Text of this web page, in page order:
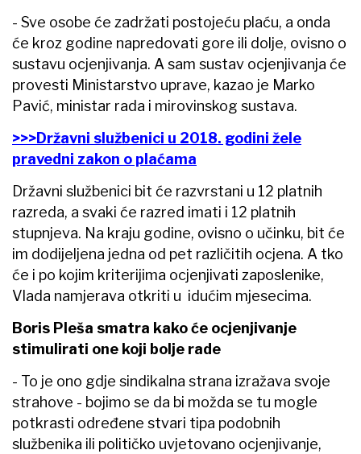
- Sve osobe će zadržati postojeću plaću, a onda
će kroz godine napredovati gore ili dolje, ovisno o
sustavu ocjenjivanja. A sam sustav ocjenjivanja će
provesti Ministarstvo uprave, kazao je Marko
Pavić, ministar rada i mirovinskog sustava.
>>>Državni službenici u 2018. godini žele
pravedni zakon o plaćama
Državni službenici bit će razvrstani u 12 platnih
razreda, a svaki će razred imati i 12 platnih
stupnjeva. Na kraju godine, ovisno o učinku, bit će
im dodijeljena jedna od pet različitih ocjena. A tko
će i po kojim kriterijima ocjenjivati zaposlenike,
Vlada namjerava otkriti u idućim mjesecima.
Boris Pleša smatra kako će ocjenjivanje
stimulirati one koji bolje rade
- To je ono gdje sindikalna strana izražava svoje
strahove - bojimo se da bi možda se tu mogle
potkrasti određene stvari tipa podobnih
službenika ili političko uvjetovano ocjenjivanje,